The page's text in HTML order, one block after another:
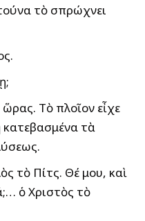
τὸ σπρώχνει
Τὸ πλοῖον εἶχε
κατεβασμένα τὰ
τὸ Πίτς. Θέ μου, καὶ
ὁ Χριστὸς τὸ